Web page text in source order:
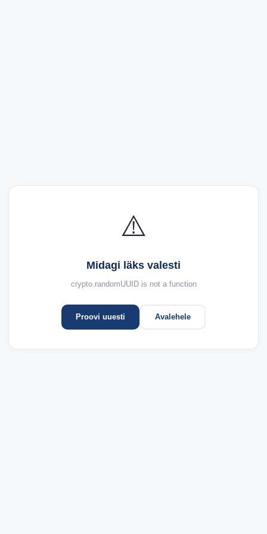
⚠️
Midagi läks valesti
crypto.randomUUID is not a function
Proovi uuesti Avalehele